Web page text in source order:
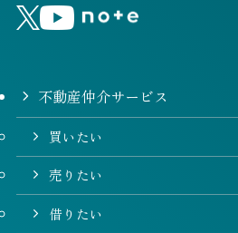
不動産仲介サービス
買いたい
売りたい
借りたい